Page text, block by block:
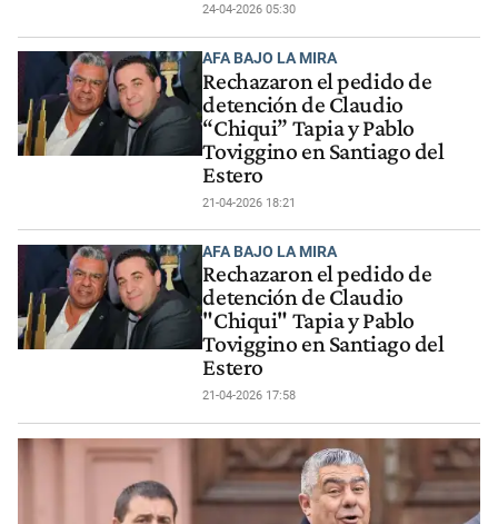
24-04-2026 05:30
AFA BAJO LA MIRA
Rechazaron el pedido de
detención de Claudio
“Chiqui” Tapia y Pablo
Toviggino en Santiago del
Estero
21-04-2026 18:21
AFA BAJO LA MIRA
Rechazaron el pedido de
detención de Claudio
"Chiqui" Tapia y Pablo
Toviggino en Santiago del
Estero
21-04-2026 17:58